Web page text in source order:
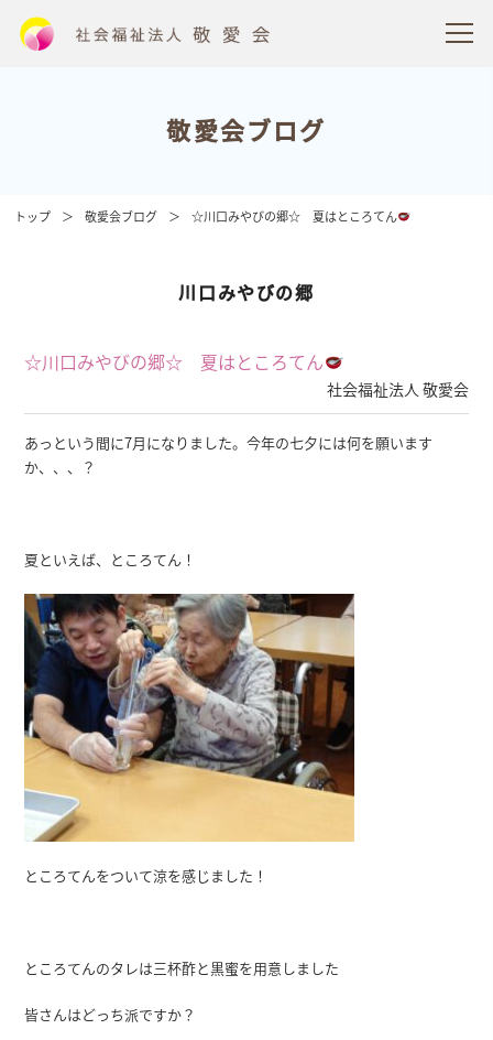
敬愛会ブログ
トップ 敬愛会ブログ ☆川口みやびの郷☆ 夏はところてん
川口みやびの郷
☆川口みやびの郷☆ 夏はところてん
社会福祉法人 敬愛会
あっという間に7月になりました。今年の七夕には何を願います
か、、、？
夏といえば、ところてん！
ところてんをついて涼を感じました！
ところてんのタレは三杯酢と黒蜜を用意しました
皆さんはどっち派ですか？